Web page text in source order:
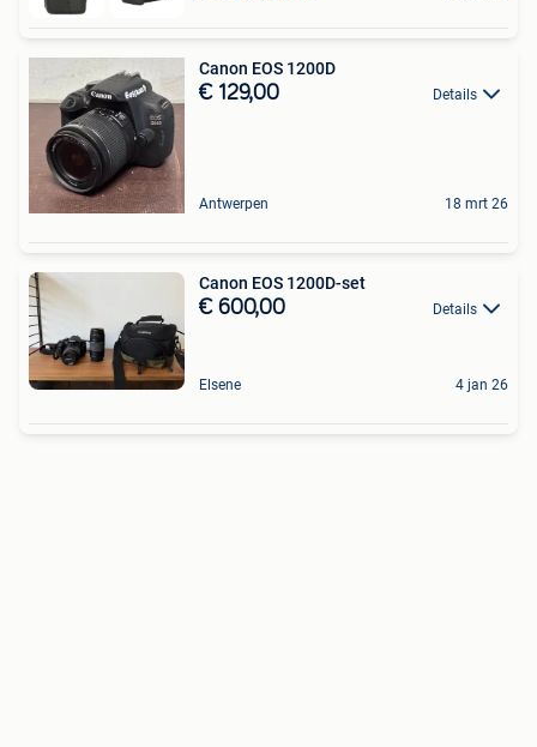
Canon EOS 1200D
€ 129,00 Details
Antwerpen 18 mrt 26
Canon EOS 1200D-set
€ 600,00 Details
Elsene 4 jan 26